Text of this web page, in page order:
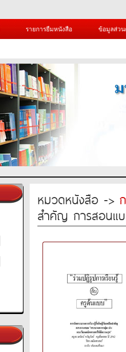
รายการยืมหนังสือ ข้อมูลส่ว
หมวดหนังสือ ->
สำคัญ การสอนแบ